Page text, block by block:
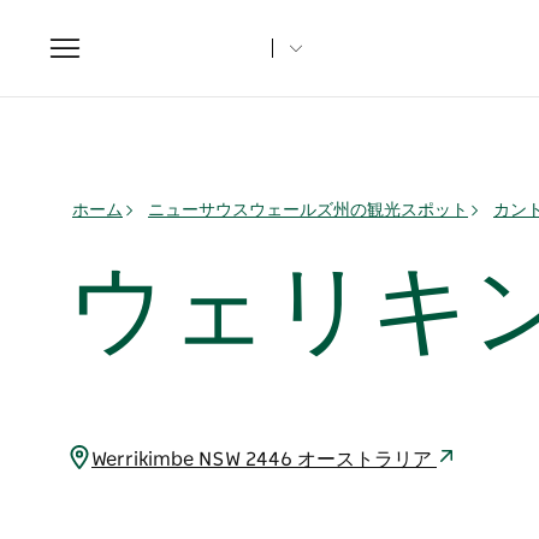
Toggle
navigation
ホーム ニューサウスウェールズ州の観光スポット カン
ウェリキ
Werrikimbe NSW 2446 オーストラリア